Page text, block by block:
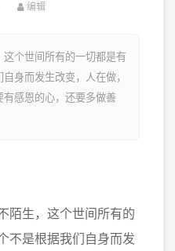
编辑
个世间所有的一切都是有
身而发生改变，人在做，
感恩的心，还要多做善
生，这个世间所有的
不是根据我们自身而发